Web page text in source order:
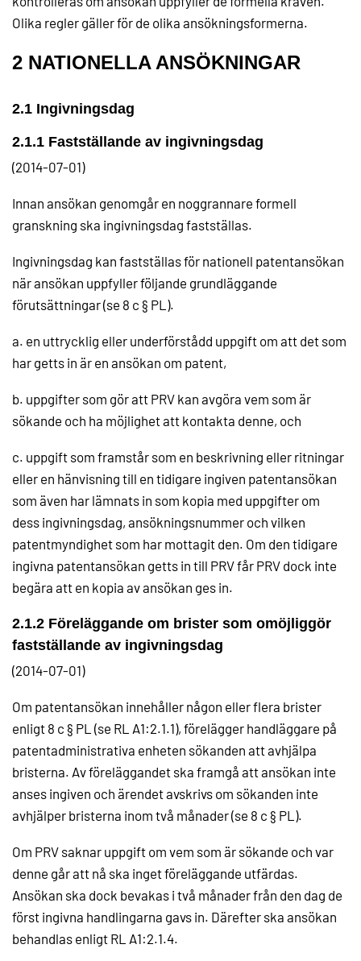
Olika regler gäller för de olika ansökningsformerna.
2 NATIONELLA ANSÖKNINGAR
2.1 Ingivningsdag
2.1.1 Fastställande av ingivningsdag
(2014-07-01)
Innan ansökan genomgår en noggrannare formell
granskning ska ingivningsdag fastställas.
Ingivningsdag kan fastställas för nationell patentansökan
när ansökan uppfyller följande grundläggande
förutsättningar (se 8 c § PL).
a. en uttrycklig eller underförstådd uppgift om att det som
har getts in är en ansökan om patent,
b. uppgifter som gör att PRV kan avgöra vem som är
sökande och ha möjlighet att kontakta denne, och
c. uppgift som framstår som en beskrivning eller ritningar
eller en hänvisning till en tidigare ingiven patentansökan
som även har lämnats in som kopia med uppgifter om
dess ingivningsdag, ansökningsnummer och vilken
patentmyndighet som har mottagit den. Om den tidigare
ingivna patentansökan getts in till PRV får PRV dock inte
begära att en kopia av ansökan ges in.
2.1.2 Föreläggande om brister som omöjliggör
fastställande av ingivningsdag
(2014-07-01)
Om patentansökan innehåller någon eller flera brister
enligt 8 c § PL (se RL A1:2.1.1), förelägger handläggare på
patentadministrativa enheten sökanden att avhjälpa
bristerna. Av föreläggandet ska framgå att ansökan inte
anses ingiven och ärendet avskrivs om sökanden inte
avhjälper bristerna inom två månader (se 8 c § PL).
Om PRV saknar uppgift om vem som är sökande och var
denne går att nå ska inget föreläggande utfärdas.
Ansökan ska dock bevakas i två månader från den dag de
först ingivna handlingarna gavs in. Därefter ska ansökan
behandlas enligt RL A1:2.1.4.